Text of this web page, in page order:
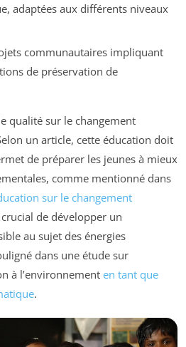
adaptées aux différents niveaux
communautaires impliquant
de préservation de
qualité sur le changement
un article, cette éducation doit
de préparer les jeunes à mieux
comme mentionné dans
sur le changement
de développer un
au sujet des énergies
dans une étude sur
à l’environnement en tant que
.